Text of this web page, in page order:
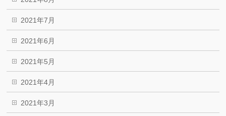
2021年7月
2021年6月
2021年5月
2021年4月
2021年3月